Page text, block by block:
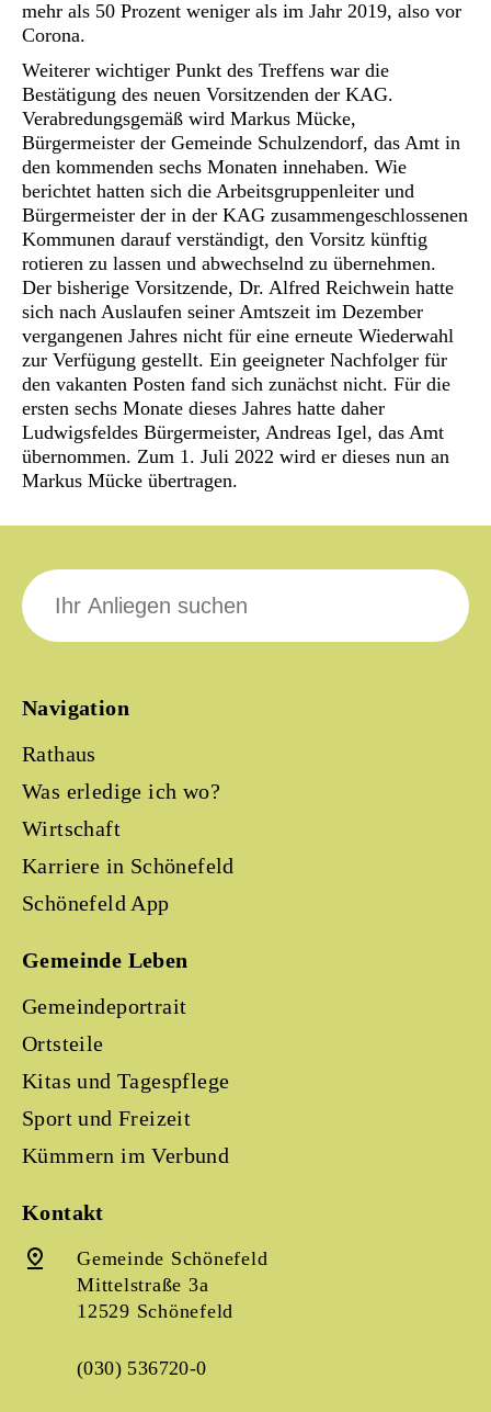
mehr als 50 Prozent weniger als im Jahr 2019, also vor
Corona.
Weiterer wichtiger Punkt des Treffens war die
Bestätigung des neuen Vorsitzenden der KAG.
Verabredungsgemäß wird Markus Mücke,
Bürgermeister der Gemeinde Schulzendorf, das Amt in
den kommenden sechs Monaten innehaben. Wie
berichtet hatten sich die Arbeitsgruppenleiter und
Bürgermeister der in der KAG zusammengeschlossenen
Kommunen darauf verständigt, den Vorsitz künftig
rotieren zu lassen und abwechselnd zu übernehmen.
Der bisherige Vorsitzende, Dr. Alfred Reichwein hatte
sich nach Auslaufen seiner Amtszeit im Dezember
vergangenen Jahres nicht für eine erneute Wiederwahl
zur Verfügung gestellt. Ein geeigneter Nachfolger für
den vakanten Posten fand sich zunächst nicht. Für die
ersten sechs Monate dieses Jahres hatte daher
Ludwigsfeldes Bürgermeister, Andreas Igel, das Amt
übernommen. Zum 1. Juli 2022 wird er dieses nun an
Markus Mücke übertragen.
Navigation
Rathaus
Was erledige ich wo?
Wirtschaft
Karriere in Schönefeld
Schönefeld App
Gemeinde Leben
Gemeindeportrait
Ortsteile
Kitas und Tagespflege
Sport und Freizeit
Kümmern im Verbund
Kontakt
Gemeinde Schönefeld
Mittelstraße 3a
12529 Schönefeld
(030) 536720-0
Suche
nach: